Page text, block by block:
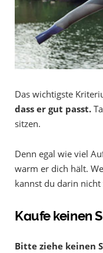
Das wichtigste
dass er gut passt.
sitzen.
Denn egal wie viel
warm er dich hält.
kannst du darin
Kaufe keinen
Bitte ziehe keinen